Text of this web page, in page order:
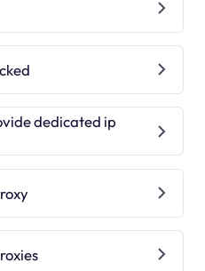
dedicated ip